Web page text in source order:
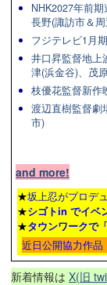
NHK2027年前
長野(諏訪市＆
フジテレビ1月
井口昇監督地上
津(浜金谷)、茂
枝優花監督新作
渡辺直樹監督
市)
and more!
★坂上忍がプロデ
★シゴトin でイベ
★タウンワークで
近日公開協力作品
新着情報は X(旧